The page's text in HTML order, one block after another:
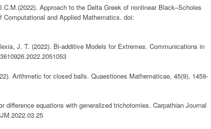
Approach to the Delta Greek of nonlinear Black–Scholes
and Applied Mathematics. doi:
J. T. (2022). Bi-additive Models for Extremes. Communications in
Arithmetic for closed balls. Quaestiones Mathematicae, 45(9), 1459-
equations with generalized trichotomies. Carpathian Journal